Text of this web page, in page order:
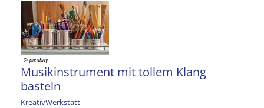
Musikinstrument mit tollem Klang
basteln
KreativWerkstatt